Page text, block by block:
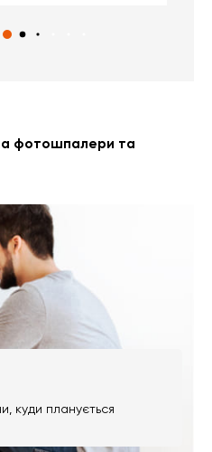
фотошпалери та
куди планується